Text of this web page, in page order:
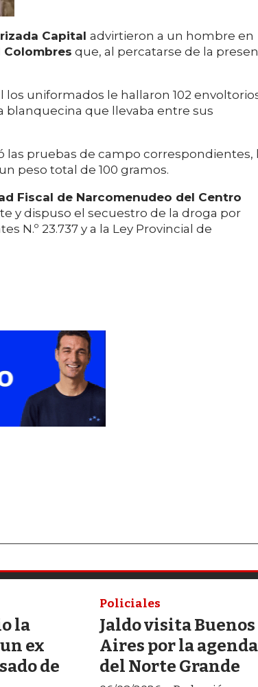
Capital advirtieron a un hombre en
Colombres que, al percatarse de la
uniformados le hallaron 102
blanquecina que llevaba entre sus
las pruebas de campo correspondientes,
peso total de 100 gramos.
Fiscal de Narcomenudeo del Centro
y dispuso el secuestro de la droga por
N.º 23.737 y a la Ley Provincial de
la
ex
de
Jaldo visita Buenos
Aires por la agenda
del Norte Grande
Policiales